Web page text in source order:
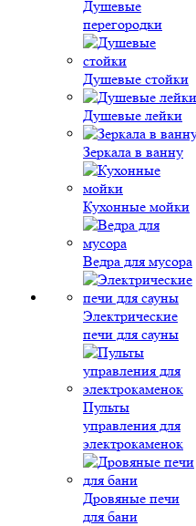
Душевые
перегородки
Душевые стойки
Душевые лейки
Зеркала в ванну
Кухонные мойки
Ведра для мусора
Электрические
печи для сауны
Пульты
управления для
электрокаменок
Дровяные печи
для бани